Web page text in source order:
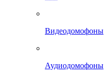
Видеодомофоны
Аудиодомофоны